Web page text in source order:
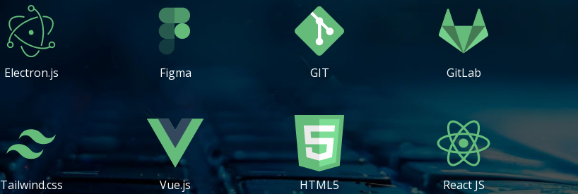
Electron.js Figma GIT GitLab
Tailwind.css Vue.js HTML5 React JS